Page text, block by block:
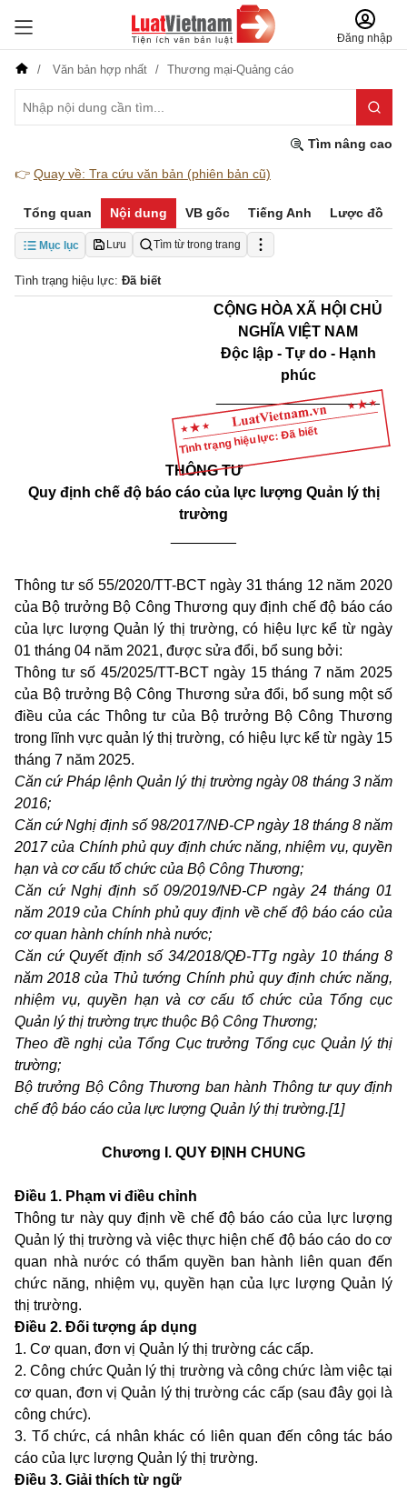
Đăng nhập
Văn bản hợp nhất Thương mại-Quảng cáo
Tìm nâng cao
👉 Quay về: Tra cứu văn bản (phiên bản cũ)
Tổng quan Nội dung VB gốc Tiếng Anh Lược đồ
Mục lục Lưu Tìm từ trong trang
Tình trạng hiệu lực: Đã biết
Tình trạng hiệu lực: Đã biết
CỘNG HÒA XÃ HỘI CHỦ
NGHĨA VIỆT NAM
Độc lập - Tự do - Hạnh
phúc
____________________
THÔNG TƯ
Quy định chế độ báo cáo của lực lượng Quản lý thị
trường
Thông tư số 55/2020/TT-BCT ngày 31 tháng 12 năm 2020
của Bộ trưởng Bộ Công Thương quy định chế độ báo cáo
của lực lượng Quản lý thị trường, có hiệu lực kể từ ngày
01 tháng 04 năm 2021, được sửa đổi, bổ sung bởi:
Thông tư số 45/2025/TT-BCT ngày 15 tháng 7 năm 2025
của Bộ trưởng Bộ Công Thương sửa đổi, bổ sung một số
điều của các Thông tư của Bộ trưởng Bộ Công Thương
trong lĩnh vực quản lý thị trường, có hiệu lực kể từ ngày 15
tháng 7 năm 2025.
Căn cứ Pháp lệnh Quản lý thị trường ngày 08 tháng 3 năm
2016;
Căn cứ Nghị định số 98/2017/NĐ-CP ngày 18 tháng 8 năm
2017 của Chính phủ quy định chức năng, nhiệm vụ, quyền
hạn và cơ cấu tổ chức của Bộ Công Thương;
Căn cứ Nghị định số 09/2019/NĐ-CP ngày 24 tháng 01
năm 2019 của Chính phủ quy định về chế độ báo cáo của
cơ quan hành chính nhà nước;
Căn cứ Quyết định số 34/2018/QĐ-TTg ngày 10 tháng 8
năm 2018 của Thủ tướng Chính phủ quy định chức năng,
nhiệm vụ, quyền hạn và cơ cấu tổ chức của Tổng cục
Quản lý thị trường trực thuộc Bộ Công Thương;
Theo đề nghị của Tổng Cục trưởng Tổng cục Quản lý thị
trường;
Bộ trưởng Bộ Công Thương ban hành Thông tư quy định
chế độ báo cáo của lực lượng Quản lý thị trường.[1]
Chương I. QUY ĐỊNH CHUNG
Điều 1. Phạm vi điều chỉnh
Thông tư này quy định về chế độ báo cáo của lực lượng
Quản lý thị trường và việc thực hiện chế độ báo cáo do cơ
quan nhà nước có thẩm quyền ban hành liên quan đến
chức năng, nhiệm vụ, quyền hạn của lực lượng Quản lý
thị trường.
Điều 2. Đối tượng áp dụng
1. Cơ quan, đơn vị Quản lý thị trường các cấp.
2. Công chức Quản lý thị trường và công chức làm việc tại
cơ quan, đơn vị Quản lý thị trường các cấp (sau đây gọi là
công chức).
3. Tổ chức, cá nhân khác có liên quan đến công tác báo
cáo của lực lượng Quản lý thị trường.
Điều 3. Giải thích từ ngữ